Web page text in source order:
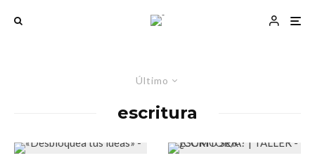
Último
escritura